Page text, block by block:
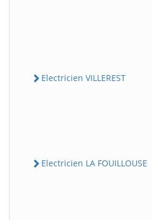
Electricien VILLEREST
Electricien LA FOUILLOUSE